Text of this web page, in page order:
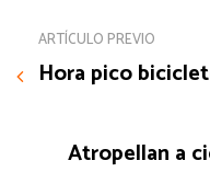
ARTÍCULO PREVIO
Hora pico
Atropellan a